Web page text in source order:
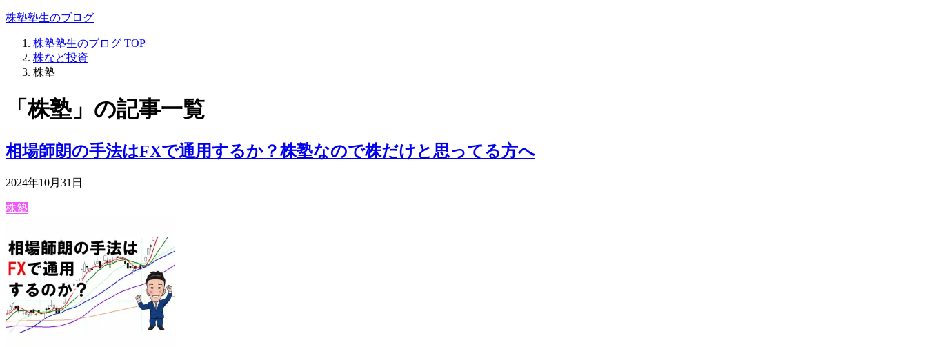
株塾塾生のブログ
株塾塾生のブログ TOP
株など投資
株塾
「株塾」の記事一覧
相場師朗の手法はFXで通用するか？株塾なので株だけと思ってる方へ
2024年10月31日
株塾